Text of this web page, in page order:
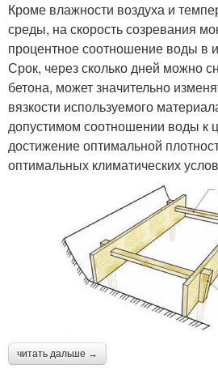
Кроме влажности воздуха и
среды, на скорость созревания
процентное соотношение воды в
Срок, через сколько дней можно
бетона, может значительно
вязкости используемого
допустимом соотношении воды к
достижение оптимальной
оптимальных климатических
читать дальше →